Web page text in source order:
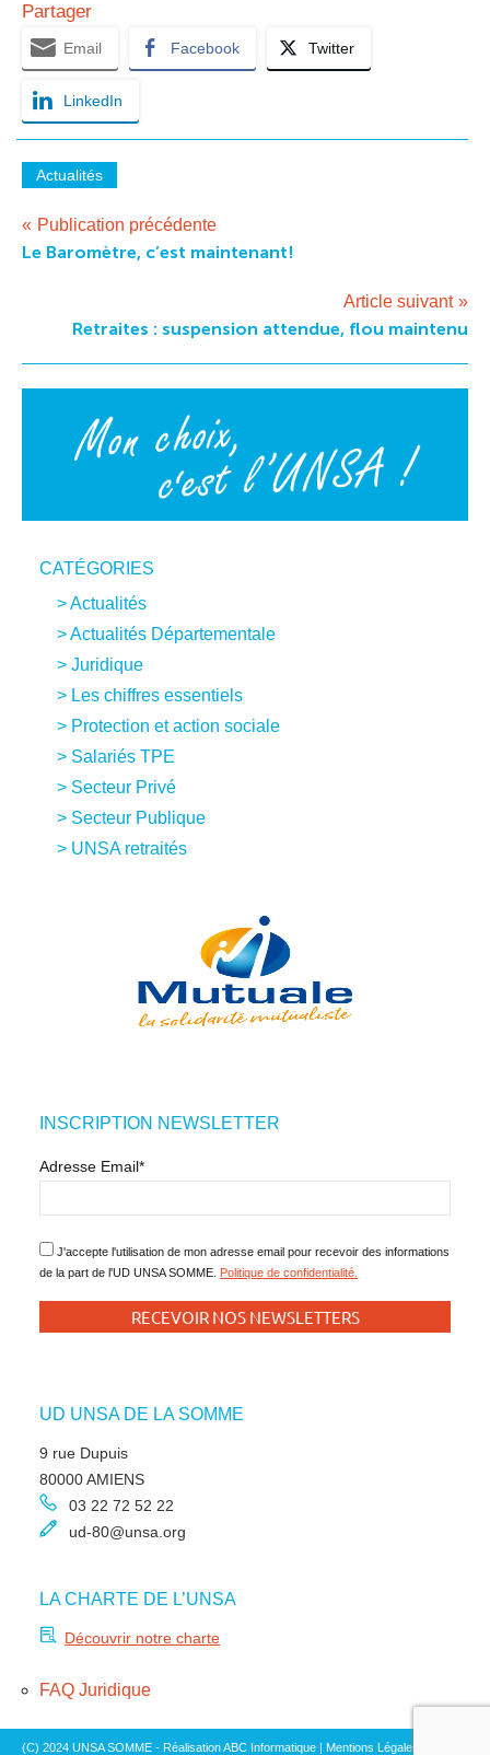
Partager
Email Facebook Twitter
LinkedIn
Actualités
Navigation
de
Publication précédente
Le Baromètre, c’est maintenant!
Article suivant
Retraites : suspension attendue, flou maintenu
CATÉGORIES
Actualités
Actualités Départementale
Juridique
Les chiffres essentiels
Protection et action sociale
Salariés TPE
Secteur Privé
Secteur Publique
UNSA retraités
INSCRIPTION NEWSLETTER
Adresse Email*
J'accepte l'utilisation de mon adresse email pour recevoir des informations
de la part de l'UD UNSA SOMME. Politique de confidentialité.
UD UNSA DE LA SOMME
9 rue Dupuis
80000 AMIENS
03 22 72 52 22
ud-80@unsa.org
LA CHARTE DE L’UNSA
Découvrir notre charte
FAQ Juridique
(C) 2024 UNSA SOMME - Réalisation ABC Informatique | Mentions Légales